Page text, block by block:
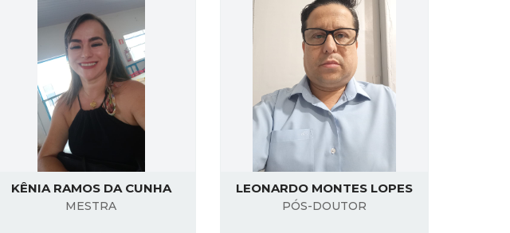
KÊNIA RAMOS DA CUNHA
MESTRA
LEONARDO MONTES LOPES
PÓS-DOUTOR